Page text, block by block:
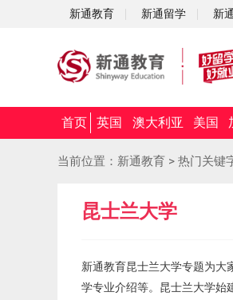
新通教育 新通留学 新
首页 英国 澳大利亚 美国
当前位置： 新通教育 > 热门关键
昆士兰大学
新通教育昆士兰大学专题为大
学专业介绍等。昆士兰大学始